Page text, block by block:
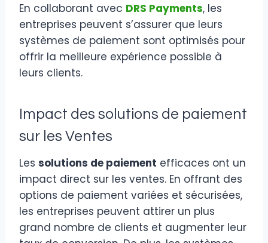
En collaborant avec DRS Payments, les
entreprises peuvent s’assurer que leurs
systèmes de paiement sont optimisés pour
offrir la meilleure expérience possible à
leurs clients.
Impact des solutions de paiement
sur les Ventes
Les solutions de paiement efficaces ont un
impact direct sur les ventes. En offrant des
options de paiement variées et sécurisées,
les entreprises peuvent attirer un plus
grand nombre de clients et augmenter leur